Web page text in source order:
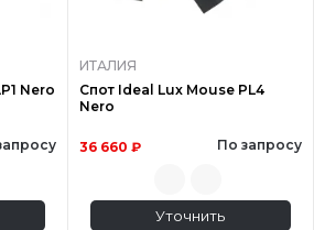
Nero
ИТАЛИЯ
Спот Ideal Lux Mouse PL4
Nero
36 660 ₽ По запросу
Уточнить